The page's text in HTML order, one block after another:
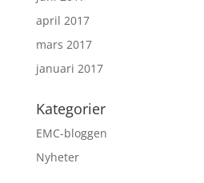
april 2017
mars 2017
januari 2017
Kategorier
EMC-bloggen
Nyheter